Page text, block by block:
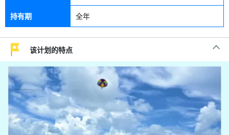
持有期 全年
该计划的特点